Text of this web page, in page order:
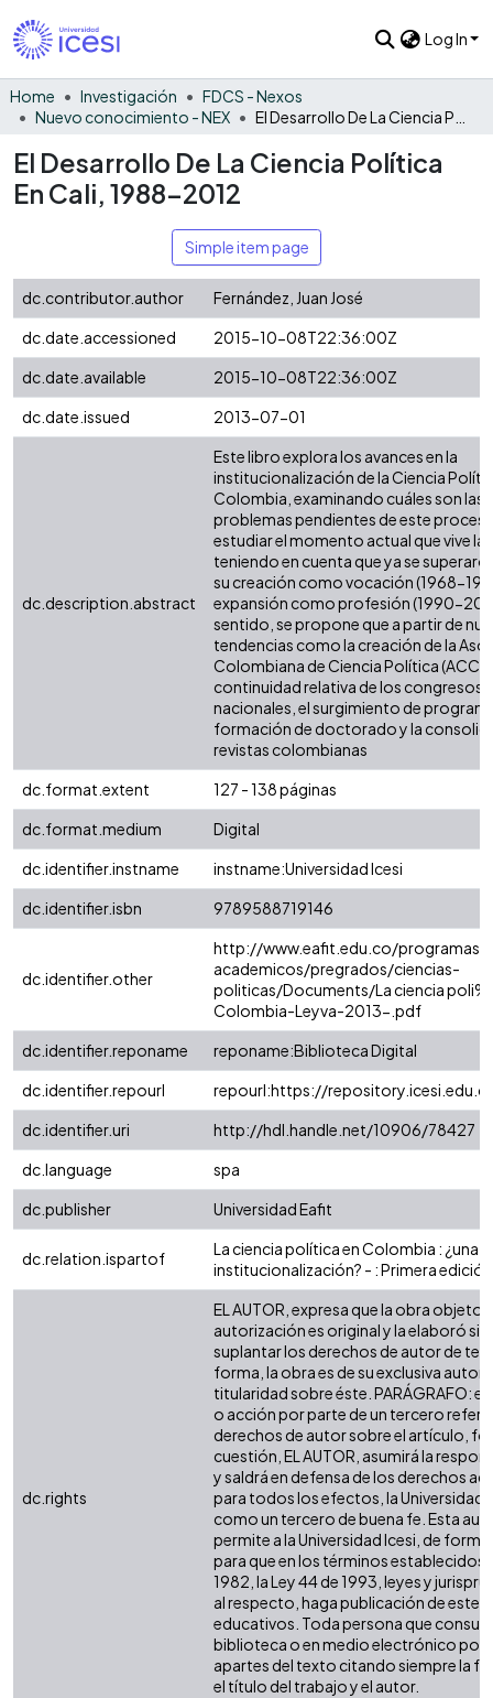
Log In
Home Investigación
FDCS - Nexos
Nuevo conocimiento - NEX
El Desarrollo De La Ciencia Política
En Cali, 1988-2012
Simple item page
dc.contributor.author
Fernández, Juan José
dc.date.accessioned
2015-10-08T22:36:00Z
dc.date.available
2015-10-08T22:36:00Z
dc.date.issued
2013-07-01
dc.description.abstract
Este libro explora los avances en la
institucionalización de la Ciencia
Colombia, examinando cuáles son las
problemas pendientes de este
estudiar el momento actual que vive la
teniendo en cuenta que ya se
su creación como vocación (1968-
expansión como profesión (1990-
sentido, se propone que a partir de
tendencias como la creación de la
Colombiana de Ciencia Política
continuidad relativa de los congresos
nacionales, el surgimiento de
formación de doctorado y la
revistas colombianas
dc.format.extent
127 - 138 páginas
dc.format.medium
Digital
dc.identifier.instname
instname:Universidad Icesi
dc.identifier.isbn
9789588719146
dc.identifier.other
http://www.eafit.edu.co/programas-
academicos/pregrados/ciencias-
politicas/Documents/La ciencia
Colombia-Leyva-2013-.pdf
dc.identifier.reponame
reponame:Biblioteca Digital
dc.identifier.repourl
repourl:https://
dc.identifier.uri
http://hdl.handle.net/10906/78427
dc.language
spa
dc.publisher
Universidad Eafit
dc.relation.ispartof
La ciencia política en Colombia : ¿una
institucionalización? - : Primera edición
dc.rights
EL AUTOR, expresa que la obra objeto
autorización es original y la elaboró
suplantar los derechos de autor de
forma, la obra es de su exclusiva
titularidad sobre éste. PARÁGRAFO:
o acción por parte de un tercero
derechos de autor sobre el artículo,
cuestión, EL AUTOR, asumirá la
y saldrá en defensa de los derechos
para todos los efectos, la Universidad
como un tercero de buena fe. Esta
permite a la Universidad Icesi, de
para que en los términos establecidos
1982, la Ley 44 de 1993, leyes y
al respecto, haga publicación de este
educativos. Toda persona que
biblioteca o en medio electrónico
apartes del texto citando siempre la
el título del trabajo y el autor.